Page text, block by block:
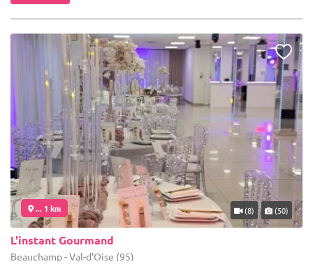
... 1 km (8) (50)
L'instant Gourmand
Beauchamp - Val-d'Oise (95)